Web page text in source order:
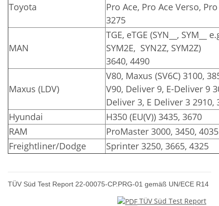
Toyota
Pro Ace, Pro Ace Verso,
3275
MAN
TGE, eTGE (SYN__, SYM__
SYM2E, SYN2Z, SYM2Z)
3640, 4490
Maxus (LDV)
V80, Maxus (SV6C) 3100,
V90, Deliver 9, E-Deliver 9
Deliver 3, E Deliver 3 2910,
Hyundai
H350 (EU(V)) 3435, 3670
RAM
ProMaster 3000, 3450, 4035
Freightliner/Dodge
Sprinter 3250, 3665, 4325
TÜV Süd Test Report 22-00075-CP.PRG-01 gemäß UN/ECE R14
TÜV Süd Test Report